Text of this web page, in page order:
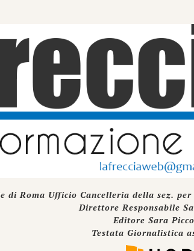
di Roma Ufficio Cancelleria della sez.
Direttore Responsabile
Editore Sara
Testata Giornalistica